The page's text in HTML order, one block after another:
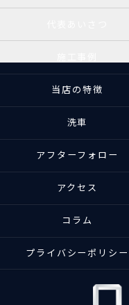
当店の特徴
洗車
アフターフォロー
アクセス
コラム
プライバシーポリシー